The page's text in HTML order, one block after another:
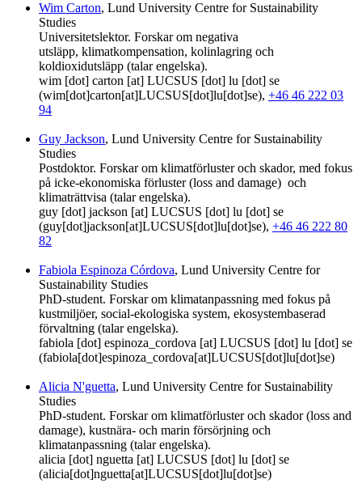
Wim Carton, Lund University Centre for Sustainability
Studies
Universitetslektor. Forskar om negativa
utsläpp, klimatkompensation, kolinlagring och
koldioxidutsläpp (talar engelska).
wim [dot] carton [at] LUCSUS [dot] lu [dot] se
(wim[dot]carton[at]LUCSUS[dot]lu[dot]se), +46 46 222 03
94
Guy Jackson, Lund University Centre for Sustainability
Studies
Postdoktor. Forskar om klimatförluster och skador, med fokus
på icke-ekonomiska förluster (loss and damage) och
klimaträttvisa (talar engelska).
guy [dot] jackson [at] LUCSUS [dot] lu [dot] se
(guy[dot]jackson[at]LUCSUS[dot]lu[dot]se), +46 46 222 80
82
Fabiola Espinoza Córdova, Lund University Centre for
Sustainability Studies
PhD-student. Forskar om klimatanpassning med fokus på
kustmiljöer, social-ekologiska system, ekosystembaserad
förvaltning (talar engelska).
fabiola [dot] espinoza_cordova [at] LUCSUS [dot] lu [dot] se
(fabiola[dot]espinoza_cordova[at]LUCSUS[dot]lu[dot]se)
Alicia N'guetta, Lund University Centre for Sustainability
Studies
PhD-student. Forskar om klimatförluster och skador (loss and
damage), kustnära- och marin försörjning och
klimatanpassning (talar engelska).
alicia [dot] nguetta [at] LUCSUS [dot] lu [dot] se
(alicia[dot]nguetta[at]LUCSUS[dot]lu[dot]se)